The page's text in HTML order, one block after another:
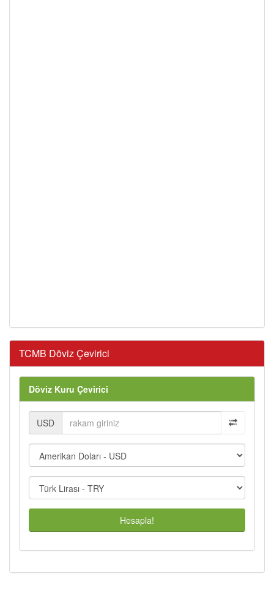
TCMB Döviz Çevirici
Döviz Kuru Çevirici
USD
Hesapla!